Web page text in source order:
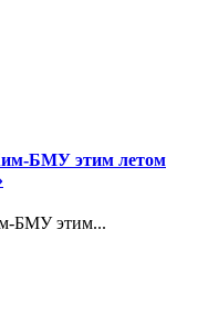
БМУ этим летом
БМУ этим...